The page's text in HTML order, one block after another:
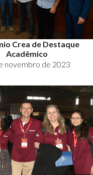
Crea de Destaque
Acadêmico
novembro de 2023